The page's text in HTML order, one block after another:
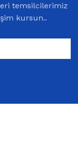
temsilcilerimiz
kursun..